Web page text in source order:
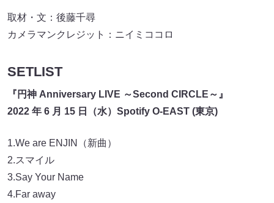
取材・文：後藤千尋
カメラマンクレジット：ニイミココロ
SETLIST
『円神 Anniversary LIVE ～Second CIRCLE～』
2022 年 6 月 15 日（水）Spotify O-EAST (東京)
1.We are ENJIN（新曲）
2.スマイル
3.Say Your Name
4.Far away